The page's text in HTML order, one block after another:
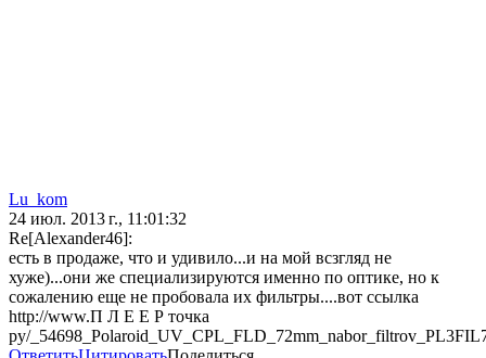
Lu_kom
24 июл. 2013 г., 11:01:32
Re[Alexander46]:
есть в продаже, что и удивило...и на мой всзгляд не
хуже)...они же специализируются именно по оптике, но к
сожалению еще не пробовала их фильтры....вот ссылка
http://www.П Л Е Е Р точка
ру/